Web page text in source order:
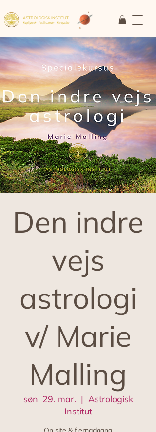
ASTROLOGISK INSTITUT
Faglighed • Fællesskab• Fornyelse
Den indre
vejs
astrologi
v/ Marie
Malling
søn. 29. mar.
  |
Astrologisk
Institut
On site & fjernadgang